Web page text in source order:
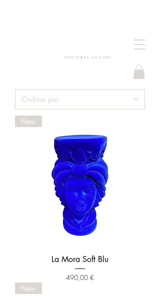
MICHAEL MILESI
New
La Mora Soft Blu
Prezzo
490,00 €
New